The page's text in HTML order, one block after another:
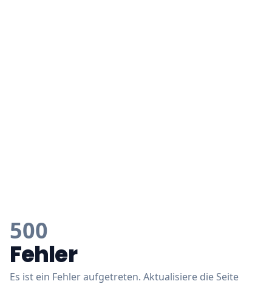
500
Fehler
Es ist ein Fehler aufgetreten. Aktualisiere die Seite